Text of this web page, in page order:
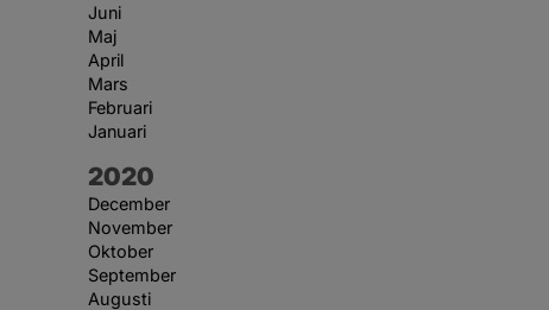
Juni
Maj
April
Mars
Februari
Januari
År:
2020
December
November
Oktober
September
Augusti